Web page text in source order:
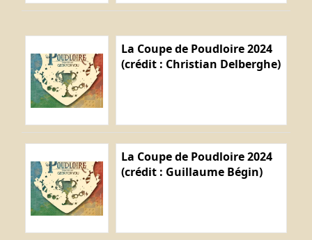
La Coupe de Poudloire 2024
(crédit : Christian Delberghe)
La Coupe de Poudloire 2024
(crédit : Guillaume Bégin)